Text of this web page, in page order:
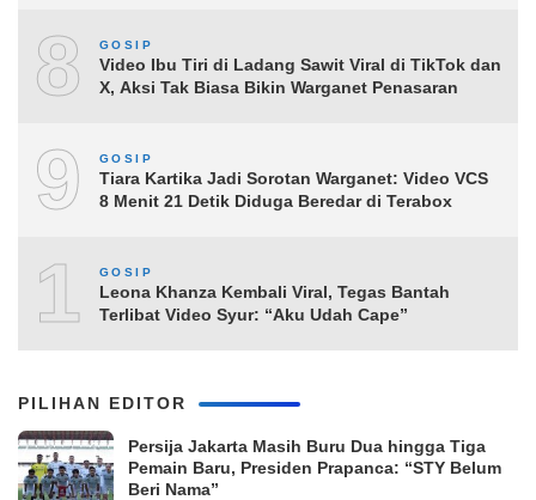
8 GOSIP
Video Ibu Tiri di Ladang Sawit Viral di TikTok dan
X, Aksi Tak Biasa Bikin Warganet Penasaran
9 GOSIP
Tiara Kartika Jadi Sorotan Warganet: Video VCS
8 Menit 21 Detik Diduga Beredar di Terabox
10
GOSIP
Leona Khanza Kembali Viral, Tegas Bantah
Terlibat Video Syur: “Aku Udah Cape”
PILIHAN EDITOR
Persija Jakarta Masih Buru Dua hingga Tiga
Pemain Baru, Presiden Prapanca: “STY Belum
Beri Nama”